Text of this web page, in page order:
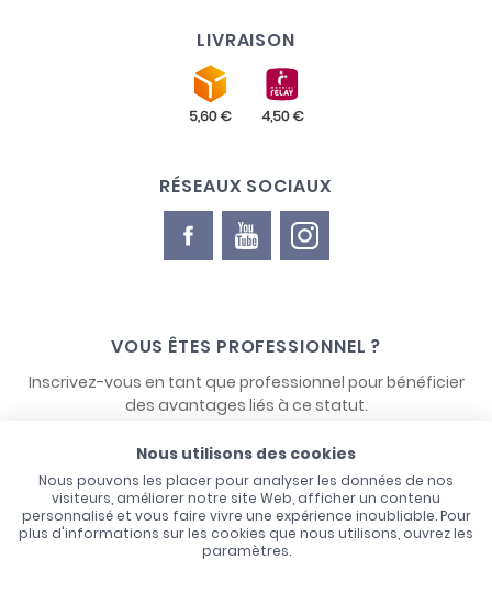
LIVRAISON
RÉSEAUX SOCIAUX
VOUS ÊTES PROFESSIONNEL ?
Inscrivez-vous en tant que professionnel pour bénéficier
des avantages liés à ce statut.
Nous utilisons des cookies
Nous pouvons les placer pour analyser les données de nos
visiteurs, améliorer notre site Web, afficher un contenu
personnalisé et vous faire vivre une expérience inoubliable. Pour
plus d'informations sur les cookies que nous utilisons, ouvrez les
paramètres.